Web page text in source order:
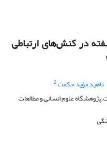
در کنش‌های ارتباطی
ناهید مؤید حکمت2
علوم انسانی و مطالعات